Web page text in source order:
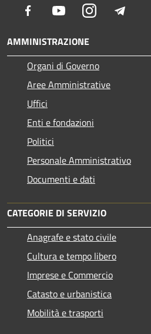
Facebook YoutubeInstagram
AMMINISTRAZIONE
Organi di Governo
Aree Amministrative
Uffici
Enti e fondazioni
Politici
Personale Amministrativo
Documenti e dati
CATEGORIE DI SERVIZIO
Anagrafe e stato civile
Cultura e tempo libero
Imprese e Commercio
Catasto e urbanistica
Mobilità e trasporti